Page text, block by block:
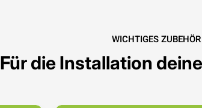
WICHTIGES ZUBEHÖR
Für die Installation